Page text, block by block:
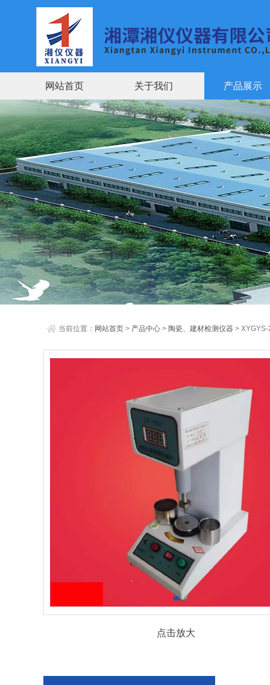
网站首页 关于我们 产品展示
当前位置： 网站首页 > 产品中心 > 陶瓷、建材检测仪器 >
点击放大